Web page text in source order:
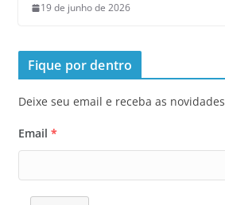
19 de junho de 2026
Fique por dentro
Deixe seu email e receba as novidades
Email *